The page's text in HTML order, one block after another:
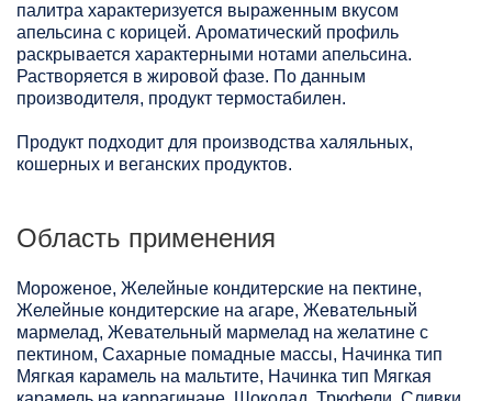
палитра характеризуется выраженным вкусом
апельсина с корицей. Ароматический профиль
раскрывается характерными нотами апельсина.
Растворяется в жировой фазе. По данным
производителя, продукт термостабилен.
Продукт подходит для производства халяльных,
кошерных и веганских продуктов.
Область применения
Мороженое, Желейные кондитерские на пектине,
Желейные кондитерские на агаре, Жевательный
мармелад, Жевательный мармелад на желатине с
пектином, Сахарные помадные массы, Начинка тип
Мягкая карамель на мальтите, Начинка тип Мягкая